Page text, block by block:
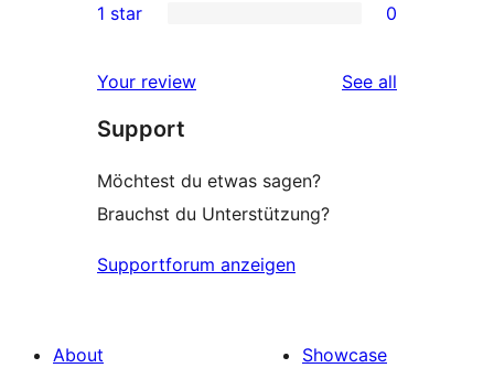
reviews
star
2-
reviews
star
reviews
1 star 0
Your review See all
Support
Möchtest du etwas sagen?
Brauchst du Unterstützung?
Supportforum anzeigen
About
Showcase